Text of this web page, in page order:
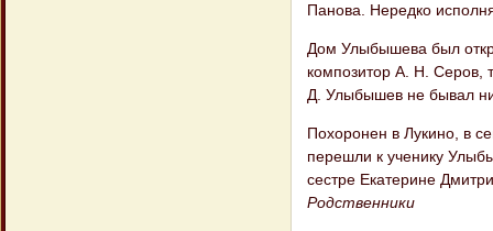
Панова. Нередко
Дом Улыбышева был
композитор А. Н. Серов,
Д. Улыбышев не бывал
Похоронен в Лукино, в
перешли к ученику
сестре Екатерине
Родственники